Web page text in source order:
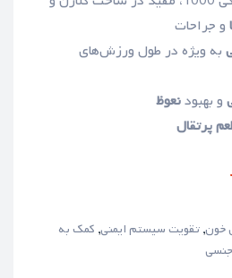
و جراحات
به ویژه در طول ورزش‌های
و بهبودنعوظ
پرتقال
خون,تقویت سیستم ایمنی, کمک به